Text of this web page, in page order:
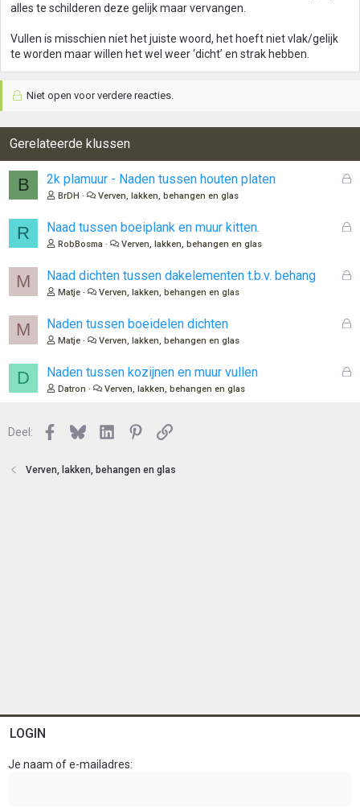
alles te schilderen deze gelijk maar vervangen.
Vullen is misschien niet het juiste woord, het hoeft niet vlak/gelijk
te worden maar willen het wel weer ‘dicht’ en strak hebben.
Niet open voor verdere reacties.
Gerelateerde klussen
B
G
n
2k plamuur - Naden tussen houten platen
BrDH Verven, lakken, behangen en glas
R
G
n
Naad tussen boeiplank en muur kitten.
RobBosma Verven, lakken, behangen en glas
M
G
n
Naad dichten tussen dakelementen t.b.v. behang
Matje Verven, lakken, behangen en glas
M
G
Naden tussen boeidelen dichten
Matje Verven, lakken, behangen en glas
D
G
Naden tussen kozijnen en muur vullen
Datron Verven, lakken, behangen en glas
Deel: Facebook
BlueskyLinkedInPinterest
Link
Verven, lakken, behangen en glas
LOGIN
Je naam of e-mailadres